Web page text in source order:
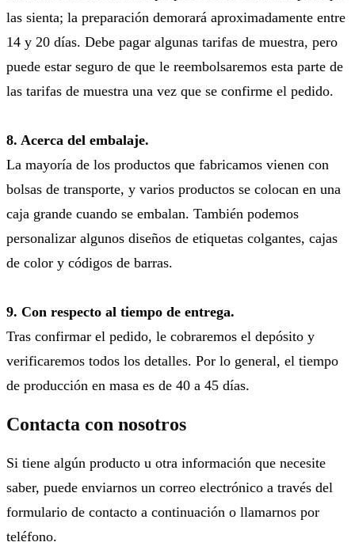
las sienta; la preparación demorará aproximadamente entre
14 y 20 días. Debe pagar algunas tarifas de muestra, pero
puede estar seguro de que le reembolsaremos esta parte de
las tarifas de muestra una vez que se confirme el pedido.
8. Acerca del embalaje.
La mayoría de los productos que fabricamos vienen con
bolsas de transporte, y varios productos se colocan en una
caja grande cuando se embalan. También podemos
personalizar algunos diseños de etiquetas colgantes, cajas
de color y códigos de barras.
9. Con respecto al tiempo de entrega.
Tras confirmar el pedido, le cobraremos el depósito y
verificaremos todos los detalles. Por lo general, el tiempo
de producción en masa es de 40 a 45 días.
Contacta con nosotros
Si tiene algún producto u otra información que necesite
saber, puede enviarnos un correo electrónico a través del
formulario de contacto a continuación o llamarnos por
teléfono.